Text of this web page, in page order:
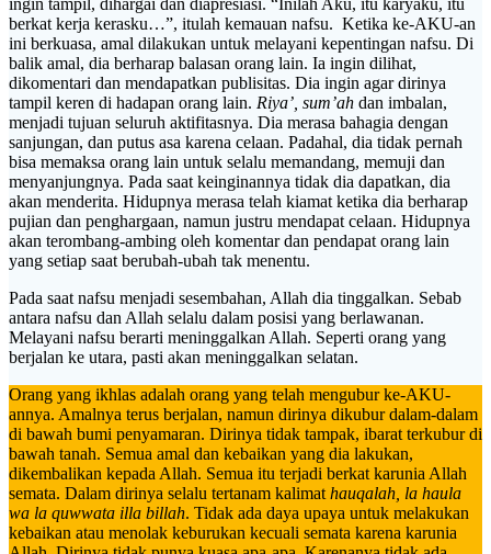
berkat kerja kerasku…”, itulah kemauan nafsu. Ketika ke-AKU-an
ini berkuasa, amal dilakukan untuk melayani kepentingan nafsu. Di
balik amal, dia berharap balasan orang lain. Ia ingin dilihat,
dikomentari dan mendapatkan publisitas. Dia ingin agar dirinya
tampil keren di hadapan orang lain. Riya’, sum’ah dan imbalan,
menjadi tujuan seluruh aktifitasnya. Dia merasa bahagia dengan
sanjungan, dan putus asa karena celaan. Padahal, dia tidak pernah
bisa memaksa orang lain untuk selalu memandang, memuji dan
menyanjungnya. Pada saat keinginannya tidak dia dapatkan, dia
akan menderita. Hidupnya merasa telah kiamat ketika dia berharap
pujian dan penghargaan, namun justru mendapat celaan. Hidupnya
akan terombang-ambing oleh komentar dan pendapat orang lain
yang setiap saat berubah-ubah tak menentu.
Pada saat nafsu menjadi sesembahan, Allah dia tinggalkan. Sebab
antara nafsu dan Allah selalu dalam posisi yang berlawanan.
Melayani nafsu berarti meninggalkan Allah. Seperti orang yang
berjalan ke utara, pasti akan meninggalkan selatan.
Orang yang ikhlas adalah orang yang telah mengubur ke-AKU-
annya. Amalnya terus berjalan, namun dirinya dikubur dalam-dalam
di bawah bumi penyamaran. Dirinya tidak tampak, ibarat terkubur di
bawah tanah. Semua amal dan kebaikan yang dia lakukan,
dikembalikan kepada Allah. Semua itu terjadi berkat karunia Allah
semata. Dalam dirinya selalu tertanam kalimat hauqalah, la haula
wa la quwwata illa billah. Tidak ada daya upaya untuk melakukan
kebaikan atau menolak keburukan kecuali semata karena karunia